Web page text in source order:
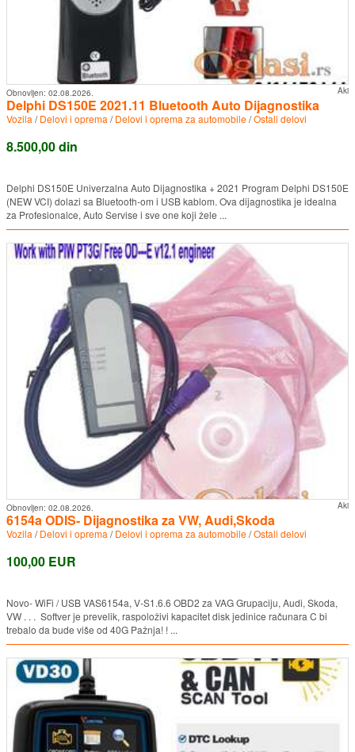
Aki
Obnovljen: 02.08.2026.
Delphi DS150E 2021.11 Bluetooth Auto Dijagnostika
Vozila /Delovi i oprema /Delovi i oprema za automobile/Ostali delovi
8.500,00 din
Delphi DS150E Univerzalna Auto Dijagnostika + 2021 Program Delphi DS150E
(NEW VCI) dolazi sa Bluetooth-om i USB kablom. Ova dijagnostika je idealna
za Profesionalce, Auto Servise i sve one koji žele ...
Aki
Obnovljen: 02.08.2026.
6154a ODIS- Dijagnostika za VW, Audi,Skoda
Vozila /Delovi i oprema /Delovi i oprema za automobile/Ostali delovi
100,00 EUR
Novo- WiFi / USB VAS6154a, V-S1.6.6 OBD2 za VAG Grupaciju, Audi, Skoda,
VW . . . Softver je prevelik, raspoloživi kapacitet disk jedinice računara C bi
trebalo da bude više od 40G Pažnja! ! ...